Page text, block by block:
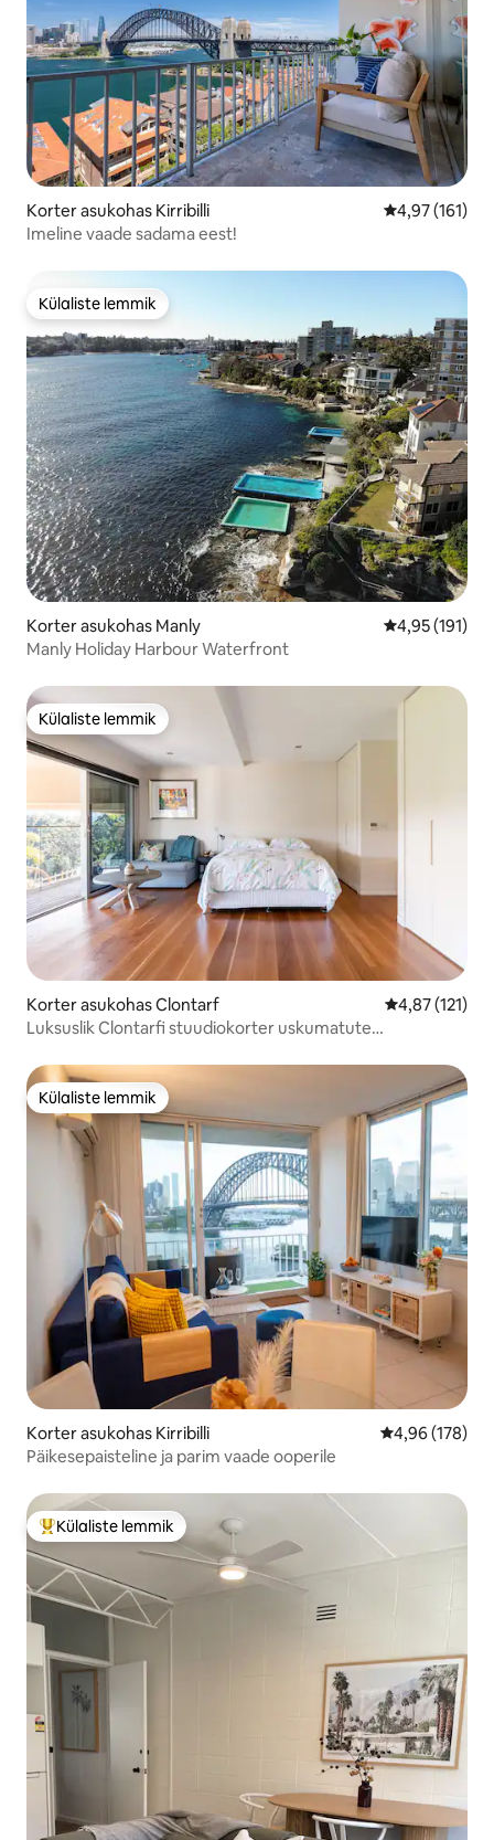
Korter asukohas Kirribilli Keskmine
4,97 (161)
Imeline vaade sadama eest!
Külaliste lemmik
Külaliste lemmik
Korter asukohas Manly Keskmine
4,95 (191)
Manly Holiday Harbour Waterfront
Külaliste lemmik
Külaliste lemmik
Korter asukohas Clontarf Keskmine
4,87 (121)
Luksuslik Clontarfi stuudiokorter uskumatute
Külaliste lemmik
Külaliste lemmik
Korter asukohas Kirribilli Keskmine
4,96 (178)
Päikesepaisteline ja parim vaade ooperile
Külaliste suur lemmik
Külaliste lemmik